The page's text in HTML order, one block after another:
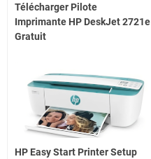
Télécharger Pilote
Imprimante HP DeskJet 2721e
Gratuit
HP Easy Start Printer Setup